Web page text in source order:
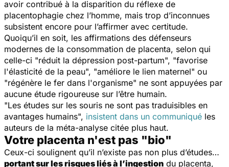
avoir contribué à la disparition du réflexe de
placentophagie chez l’homme, mais trop d’inconnues
subsistent encore pour l’affirmer avec certitude.
Quoiqu’il en soit, les affirmations des défenseurs
modernes de la consommation de placenta, selon qui
celle-ci "réduit la dépression post-partum", "favorise
l'élasticité de la peau", "améliore le lien maternel" ou
"régénère le fer dans l'organisme" ne sont appuyées par
aucune étude rigoureuse sur l’être humain.
"Les études sur les souris ne sont pas traduisibles en
avantages humains", insistent dans un communiqué les
auteurs de la méta-analyse citée plus haut.
Votre placenta n'est pas "bio"
Ceux-ci soulignent qu’il n’existe pas non plus d’études…
portant sur les risques liés à l’ingestion du placenta,